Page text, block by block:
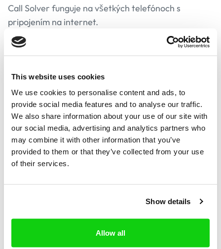
This website uses cookies
We use cookies to personalise content and ads, to
provide social media features and to analyse our traffic.
We also share information about your use of our site with
our social media, advertising and analytics partners who
may combine it with other information that you’ve
provided to them or that they’ve collected from your use
of their services.
Show details
Allow all
Call Solver funguje na všetkých telefónoch s
pripojením na internet.
Tretia strana dostane textovú správu do 2 minút a
vy dostanete upozornenie hneď po tom, čo tretia
strana prejavila svoj súhlas.
Koľko stojí táto služba?
Predplatné sa obnoví automaticky, ale nie je to
záväzné a môžete ho zrušiť kedykoľvek.